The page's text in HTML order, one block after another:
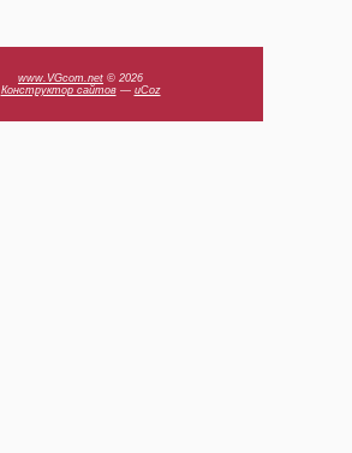
www.VGcom.net © 2026
Конструктор сайтов— uCoz